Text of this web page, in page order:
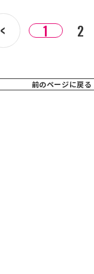
1 2
前のページに戻る